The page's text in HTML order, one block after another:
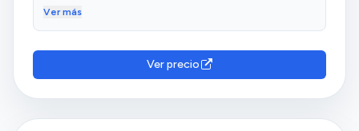
descalcificar. Hecho en China como casi todo.
Ver más
Ver precio